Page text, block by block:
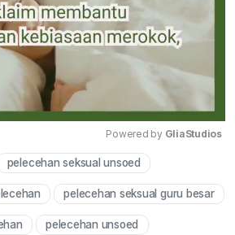
Powered by GliaStudios
pelecehan seksual unsoed
pelecehan seksual guru besar
pelecehan unsoed